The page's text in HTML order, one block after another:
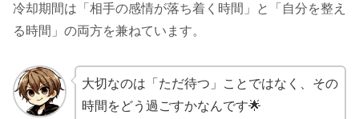
冷却期間は「相手の感情が落ち着く時間」と「自分を整え
る時間」の両方を兼ねています。
大切なのは「ただ待つ」ことではなく、その
時間をどう過ごすかなんです🌟